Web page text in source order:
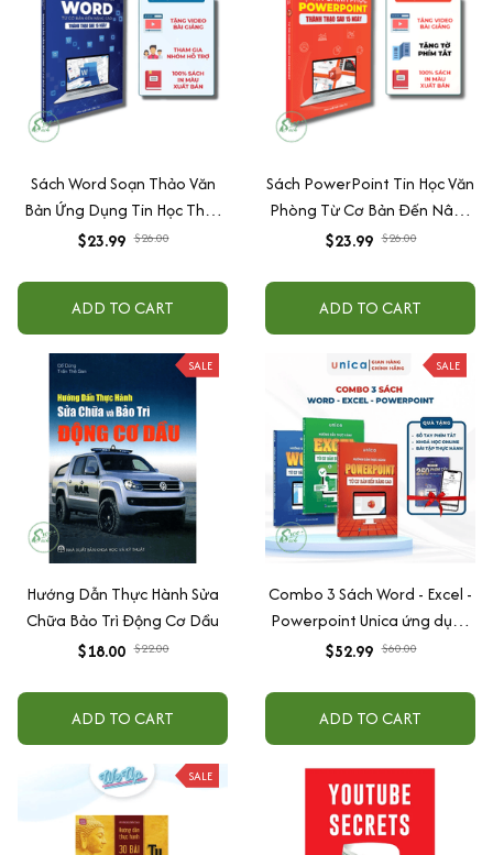
Sách Word Soạn Thảo Văn
Bản Ứng Dụng Tin Học Thực
Tế Từ Cơ Bản Đến Nâng Cao
Dẫn
$23.99 $26.00
ADD TO CART
Sách PowerPoint Tin Học Văn
Phòng Từ Cơ Bản Đến Nâng
Cao Cho Người Đi Làm +
$23.99 $26.00
ADD TO CART
SALE
Hướng Dẫn Thực Hành Sửa
Chữa Bảo Trì Động Cơ Dầu
$18.00 $22.00
ADD TO CART
SALE
Combo 3 Sách Word - Excel -
Powerpoint Unica ứng dụng
tin học văn phòng từ cơ bản
$52.99 $60.00
ADD TO CART
SALE